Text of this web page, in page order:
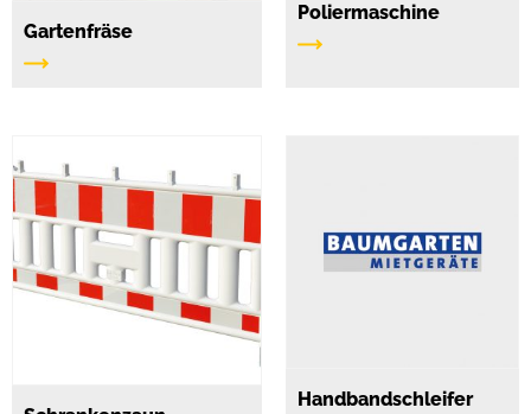
Gartenfräse
Poliermaschine
Handbandschleifer